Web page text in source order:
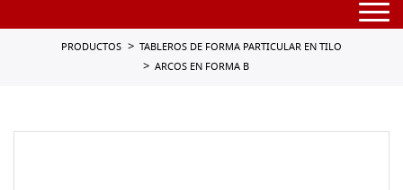
PRODUCTOS
TABLEROS DE FORMA PARTICULAR EN TILO
ARCOS EN FORMA B